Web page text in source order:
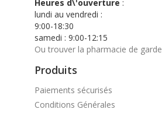
Heures d\'ouverture :
lundi au vendredi :
9:00-18:30
samedi : 9:00-12:15
Ou trouver la pharmacie de garde
Produits
Paiements sécurisés
Conditions Générales